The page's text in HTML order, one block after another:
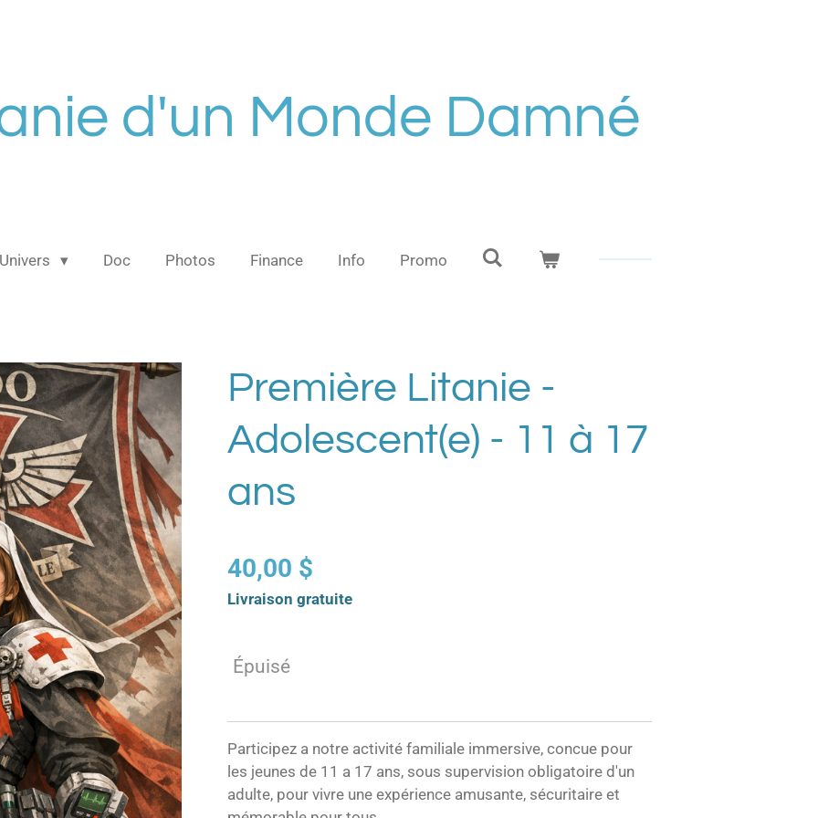
d'un Monde Damné
Univers Doc Photos Finance Info Promo
Première Litanie -
Adolescent(e) - 11 à 17
ans
40,00 $
Livraison gratuite
Épuisé
Participez a notre activité familiale immersive, concue pour
les jeunes de 11 a 17 ans, sous supervision obligatoire d'un
adulte, pour vivre une expérience amusante, sécuritaire et